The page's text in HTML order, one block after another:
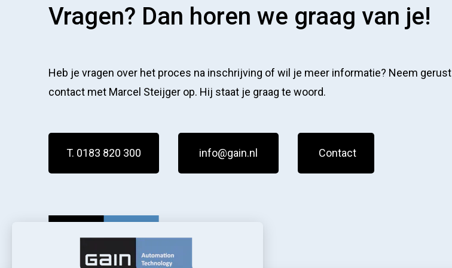
Vragen? Dan horen we graag van je!
Heb je vragen over het proces na inschrijving of wil je meer informatie? Neem gerust
contact met Marcel Steijger op. Hij staat je graag te woord.
T. 0183 820 300 info@gain.nl Contact